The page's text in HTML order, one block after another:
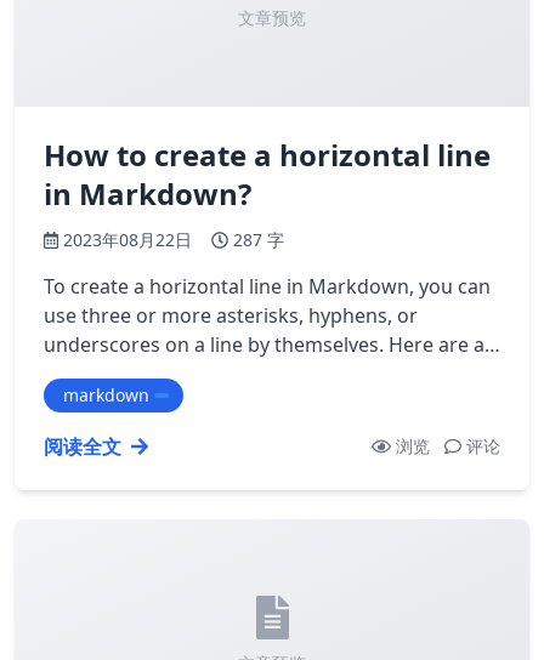
文章预览
How to create a horizontal line
in Markdown?
2023年08月22日 287 字
To create a horizontal line in Markdown, you can
use three or more asterisks, hyphens, or
underscores on a line by themselves. Here are a
markdown
阅读全文 浏览 评论